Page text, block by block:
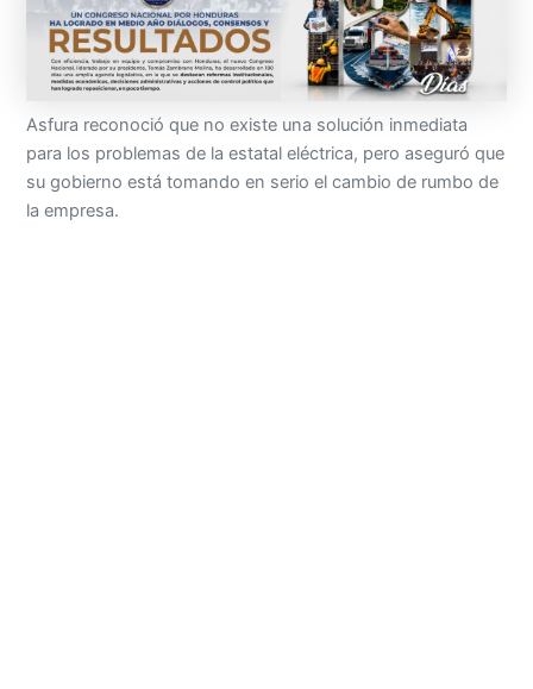
Asfura reconoció que no existe una solución inmediata
para los problemas de la estatal eléctrica, pero aseguró que
su gobierno está tomando en serio el cambio de rumbo de
la empresa.